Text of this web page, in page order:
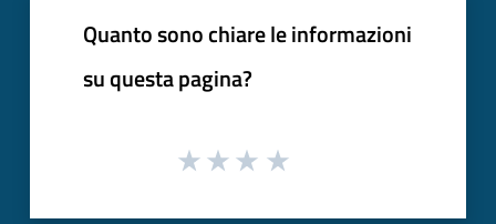
Quanto sono chiare le informazioni
su questa pagina?